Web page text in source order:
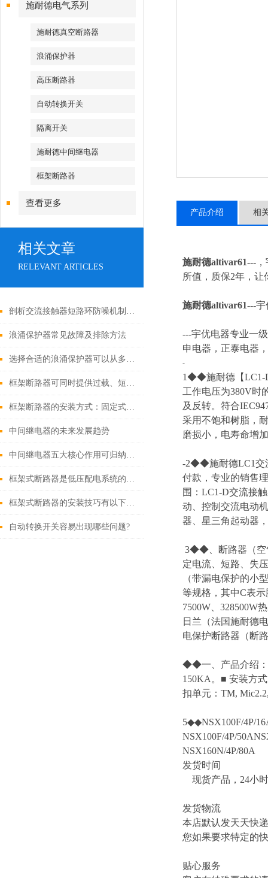
施耐德电气系列
施耐德真空断路器
浪涌保护器
高压断路器
自动转换开关
隔离开关
施耐德中间继电器
框架断路器
查看更多
相关文章
RELEVANT ARTICLES
剖析交流接触器短路环防噪机制与电气安全操作红线
浪涌保护器常见故障及排除方法
选择合适的浪涌保护器可以从多个角度探讨
框架断路器可同时提供过载、短路、漏电保护功能
框架断路器的安装方式：固定式，插入式，抽出式
中间继电器的未来发展趋势
中间继电器五大核心作用可归纳如下
框架式断路器是低压配电系统的核心保护设备
框架式断路器的安装技巧有以下这些
自动转换开关容易出现哪些问题?
产品介绍 相
施耐德altivar61---，
所值，质保2年，
施耐德altivar61---宇
---宇优电器专业一
申电器，正泰电器
-
1◆◆施耐德【LC1-
工作电压为380V时
及反转。符合
采用不饱和树脂，
磨损小，电寿命增
-2◆◆施耐德LC1交
付款，专业的销售
围：LC1-D交流接
动、控制交流电动
器、星三角起动器
3◆◆、断路器（空
定电流、短路、失
（带漏电保护的小
等规格，其中C表
7500W、328500W
日兰（法国施耐德
电保护断路器（断
◆◆一、产品介绍：
150KA。■ 安装方
扣单元：TM,
5◆◆NSX100F/4P/
NSX100F/4P/
NSX160N/4P/80A
发货时间
现货产品，24小
发货物流
本店默认发天天快
您如果要求特定的
贴心服务